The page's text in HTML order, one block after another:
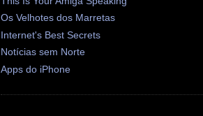
Os Velhotes dos Marretas
Internet's Best Secrets
Notícias sem Norte
Apps do iPhone